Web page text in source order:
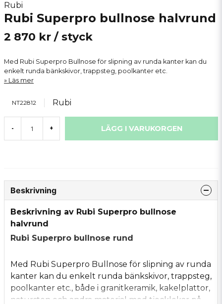
Rubi
Rubi Superpro bullnose halvrund
2 870 kr / styck
Med Rubi Superpro Bullnose för slipning av runda kanter kan du
enkelt runda bänkskivor, trappsteg, poolkanter etc.
Läs mer
NT22812 Rubi
- + LÄGG I VARUKORGEN
Beskrivning
Beskrivning av Rubi Superpro bullnose
halvrund
Rubi Superpro bullnose rund
Med Rubi Superpro Bullnose för slipning av runda
kanter kan du enkelt runda bänkskivor, trappsteg,
poolkanter etc., både i granitkeramik, kakelplattor,
natursten och andra material med tjocklekar på